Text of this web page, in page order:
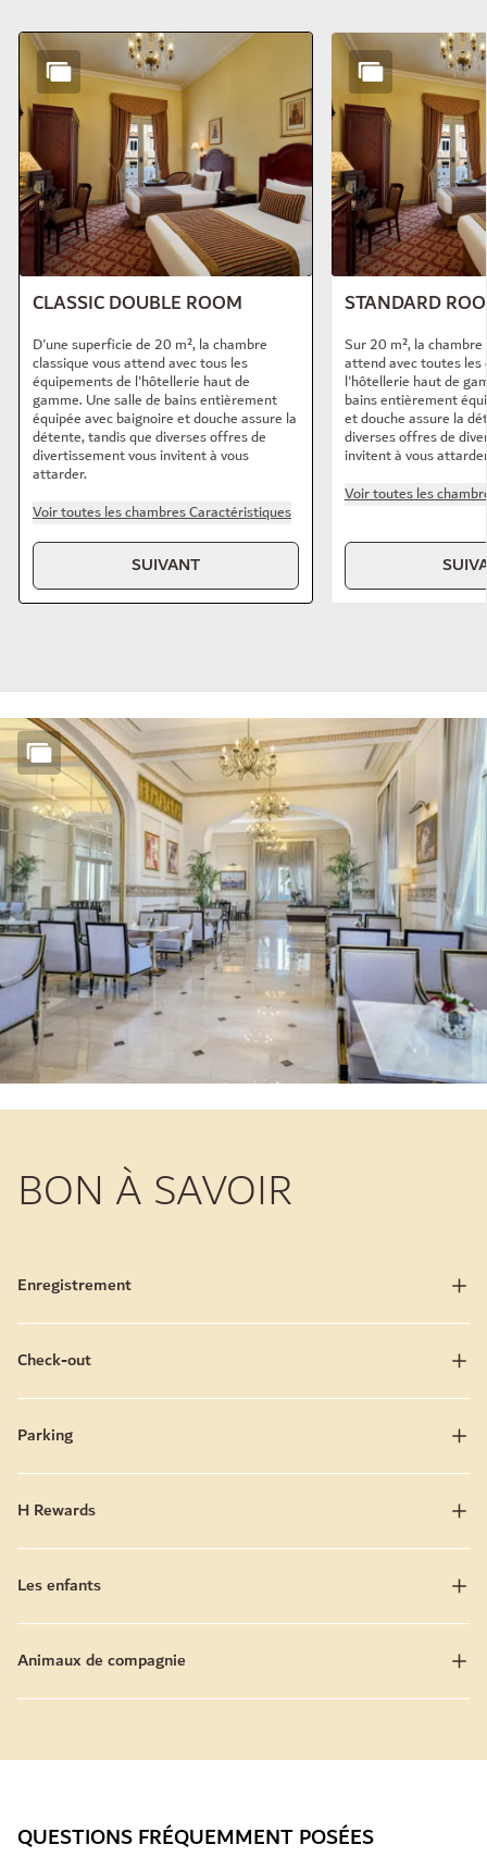
Diapositive 1 de 8
CLASSIC DOUBLE ROOM
D'une superficie de 20 m², la chambre
classique vous attend avec tous les
équipements de l'hôtellerie haut de
gamme. Une salle de bains entièrement
équipée avec baignoire et douche assure la
détente, tandis que diverses offres de
divertissement vous invitent à vous
attarder.
Voir toutes les chambres Caractéristiques
SUIVANT
STANDARD
Sur 20 m², la
attend avec toutes
l'hôtellerie haut de
bains entièrement
et douche assure la
diverses offres de
invitent à vous
Voir toutes les
BON À SAVOIR
Enregistrement
Check-out
Parking
H Rewards
Les enfants
Animaux de compagnie
QUESTIONS FRÉQUEMMENT POSÉES